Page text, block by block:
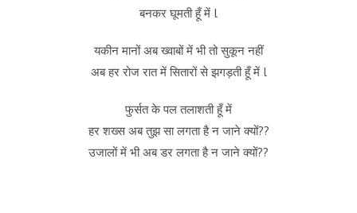
बनकर घूमती हूँ में l
यकीन मानों अब ख्वाबों में भी तो सुकून नहीं
अब हर रोज रात में सितारों से झगड़ती हूँ में l
फुर्सत के पल तलाशती हूँ में
हर शख्स अब तुझ सा लगता है न जाने क्यों??
उजालों में भी अब डर लगता है न जाने क्यों??